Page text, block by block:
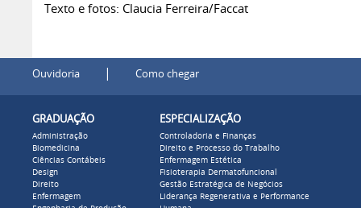
Texto e fotos: Claucia Ferreira/Faccat
Ouvidoria | Como chegar
GRADUAÇÃO
Administração
Biomedicina
Ciências Contábeis
Design
Direito
Enfermagem
ESPECIALIZAÇÃO
Controladoria e Finanças
Direito e Processo do Trabalho
Enfermagem Estética
Fisioterapia Dermatofuncional
Gestão Estratégica de Negócios
Liderança Regenerativa e Performance